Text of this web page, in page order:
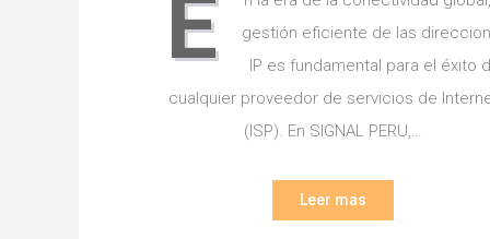
E
gestión eficiente de las
IP es fundamental para el éxito
cualquier proveedor de servicios de
(ISP). En SIGNAL PERU,…
Leer mas